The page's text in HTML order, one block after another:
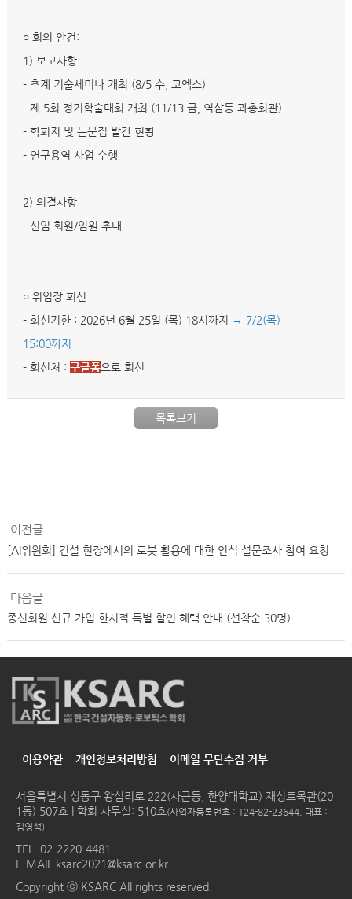
○ 회의 안건:
1) 보고사항
- 추계 기술세미나 개최 (8/5 수, 코엑스)
- 제 5회 정기학술대회 개최 (11/13 금, 역삼동 과총회관)
- 학회지 및 논문집 발간 현황
- 연구용역 사업 수행
2) 의결사항
- 신임 회원/임원 추대
○ 위임장 회신
- 회신기한 : 2026년 6월 25일 (목) 18시까지
→ 7/2(목)
15:00까지
- 회신처 : 구글폼으로 회신
목록보기
이전글
[AI위원회] 건설 현장에서의 로봇 활용에 대한 인식 설문조사 참여 요청
다음글
종신회원 신규 가입 한시적 특별 할인 혜택 안내 (선착순 30명)
이용약관 개인정보처리방침 이메일 무단수집 거부
서울특별시 성동구 왕십리로 222(사근동, 한양대학교) 재성토목관(20
1동) 507호 l 학회 사무실: 510호(사업자등록번호 : 124-82-23644, 대표 :
김영석)
TEL 02-2220-4481
E-MAIL
ksarc2021@ksarc.or.kr
Copyright ⓒ KSARC All rights reserved.